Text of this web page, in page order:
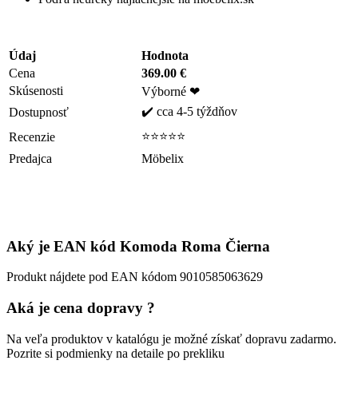
Údaj
Hodnota
Cena
369.00 €
Skúsenosti
Výborné ❤
Dostupnosť
✔️ cca 4-5 týždňov
Recenzie
⭐⭐⭐⭐⭐
Predajca
Möbelix
Aký je EAN kód Komoda Roma Čierna
Produkt nájdete pod EAN kódom 9010585063629
Aká je cena dopravy ?
Na veľa produktov v katalógu je možné získať dopravu zadarmo.
Pozrite si podmienky na detaile po prekliku